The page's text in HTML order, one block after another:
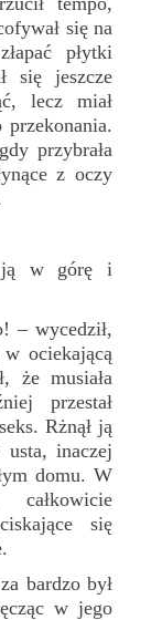
się na
płytki
się jeszcze
lecz miał
przybrała
z oczy
ją w górę i
– wycedził,
ociekającą
że musiała
przestał
Rżnął ją
inaczej
domu. W
się
bardzo był
w jego